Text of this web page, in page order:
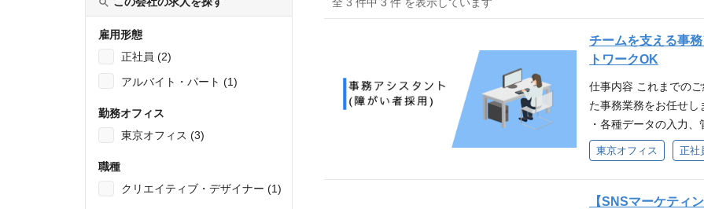
雇用形態
正社員 (2)
アルバイト・パート (1)
勤務オフィス
東京オフィス (3)
職種
クリエイティブ・デザイナー (1)
チームを支える事
トワークOK
仕事内容 これまでの
た事務業務をお任せ
・各種データの入力
・広報・オウンドメデ
用サポート ※ご経験や
要件 ・PCを使用した
Point、Excelなどの利
東京オフィス 正社
【SNSマーケティ